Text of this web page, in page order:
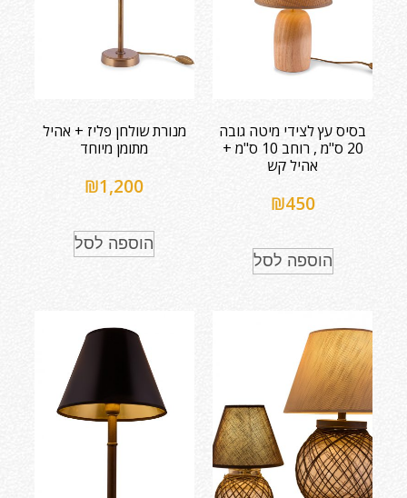
בסיס עץ לצידי מיטה גובה
20 ס"מ , רוחב 10 ס"מ +
אהיל קש
₪450
הוספה לסל
מנורת שולחן פליז + אהיל
מתומן מיוחד
₪1,200
הוספה לסל